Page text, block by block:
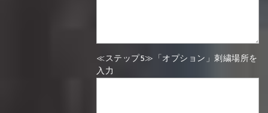
≪ステップ5≫「オプション」刺繍場所を
入力